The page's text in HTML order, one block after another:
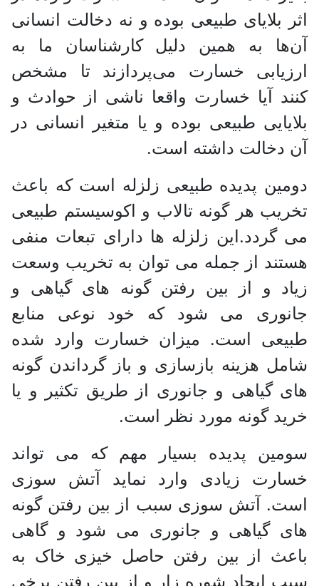
اثر بلایای طبیعی بوده و نه دخالت انسانی‌
آن‌ها به همین دلیل کارشناسان ما به
ارزیابی خسارت می‌پردازند تا مشخص
کنند آیا خسارت واقعا ناشی از حوادث و
بلایایی طبیعی بوده و یا متغیر انسانی در
آن دخالت داشته است.
دومین پدیده طبیعی زلزله است که باعث
تخریب هر گونه تالاب و اکوسیستم طبیعی
می گردد.این زلزله ها دارای تبعات منفی
هستند از جمله می توان به تخریب وسعت
زیاد و از بین رفتن گونه های گیاهی و
جانوری می شود که خود نوعی منابع
طبیعی است. میزان خسارت وارد شده
شامل هزینه بازسازی و باز گرداندن گونه
های گیاهی و جانوری از طریق تکثیر و یا
خرید گونه مورد نظر است.
سومین پدیده بسیار مهم که می تواند
خسارت زیادی وارد نماید آتش سوزی
است. آتش سوزی سبب از بین رفتن گونه
های گیاهی و جانوری می شود و گاهی
باعث از بین رفتن حاصل خیزی خاک به
سبب ایجاد شوره زار و از بین رفتن برخی